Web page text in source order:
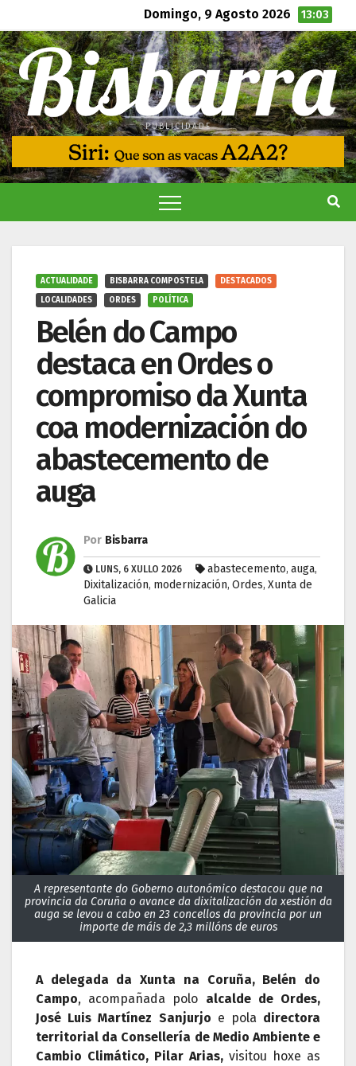
Domingo, 9 Agosto 2026 13:03
PUBLICIDADE
ACTUALIDADE BISBARRA COMPOSTELA
DESTACADOS
LOCALIDADES
ORDES POLÍTICA
Belén do Campo
destaca en Ordes o
compromiso da Xunta
coa modernización do
abastecemento de
auga
Por Bisbarra
LUNS, 6 XULLO 2026 abastecemento, auga,
Dixitalización, modernización, Ordes, Xunta de
Galicia
A representante do Goberno autonómico destacou que na
provincia da Coruña o avance da dixitalización da xestión da
auga se levou a cabo en 23 concellos da provincia por un
importe de máis de 2,3 millóns de euros
A delegada da Xunta na Coruña, Belén do
Campo, acompañada polo alcalde de Ordes,
José Luis Martínez Sanjurjo e pola directora
territorial da Consellería de Medio Ambiente e
Cambio Climático, Pilar Arias, visitou hoxe as